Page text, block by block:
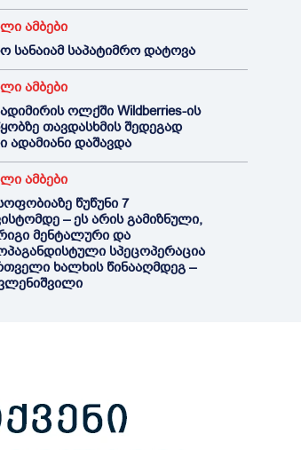
ამბები
სანაიამ საპატიმრო დატოვა
ამბები
ოლქში Wildberries-ის
თავდასხმის შედეგად
ადამიანი დაშავდა
ამბები
წუწუნი 7
– ეს არის გამიზნული,
მენტალური და
სპეცოპერაცია
ხალხის წინააღმდეგ –